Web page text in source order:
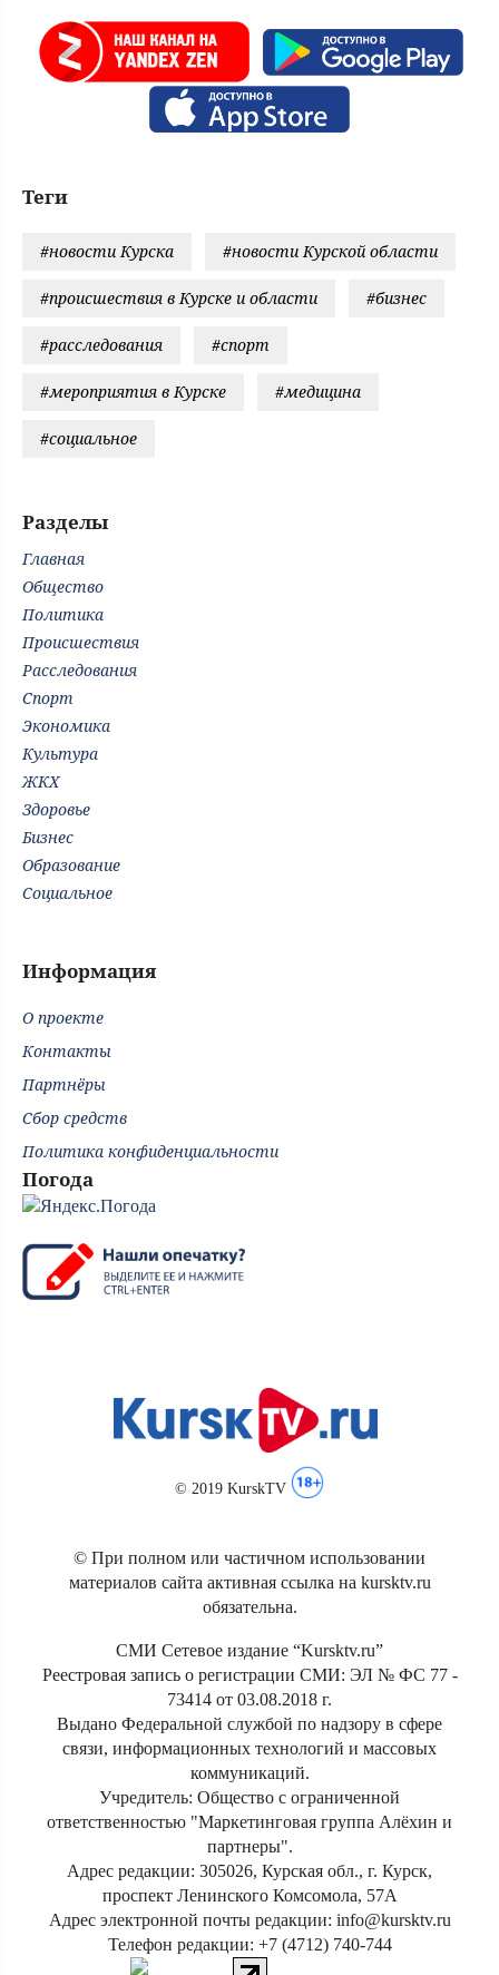
Теги
#новости Курска #новости Курской области
#происшествия в Курске и области #бизнес
#расследования #спорт
#мероприятия в Курске #медицина
#социальное
Разделы
Главная
Общество
Политика
Происшествия
Расследования
Спорт
Экономика
Культура
ЖКХ
Здоровье
Бизнес
Образование
Социальное
Информация
О проекте
Контакты
Партнёры
Сбор средств
Политика конфиденциальности
Погода
© 2019 KurskTV
© При полном или частичном использовании
материалов сайта активная ссылка на kursktv.ru
обязательна.
СМИ Сетевое издание “Kursktv.ru”
Реестровая запись о регистрации СМИ: ЭЛ № ФС 77 -
73414 от 03.08.2018 г.
Выдано Федеральной службой по надзору в сфере
связи, информационных технологий и массовых
коммуникаций.
Учредитель: Общество с ограниченной
ответственностью "Маркетинговая группа Алёхин и
партнеры".
Адрес редакции: 305026, Курская обл., г. Курск,
проспект Ленинского Комсомола, 57А
Адрес электронной почты редакции: info@kursktv.ru
Телефон редакции: +7 (4712) 740-744